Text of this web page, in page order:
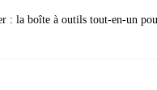
: la boîte à outils tout-en-un